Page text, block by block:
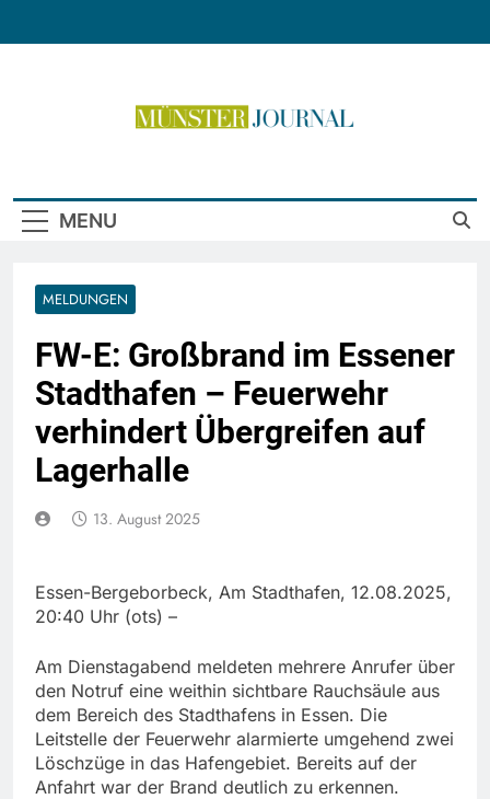
MENU
MELDUNGEN
FW-E: Großbrand im Essener
Stadthafen – Feuerwehr
verhindert Übergreifen auf
Lagerhalle
13. August 2025
Essen-Bergeborbeck, Am Stadthafen, 12.08.2025,
20:40 Uhr (ots) –
Am Dienstagabend meldeten mehrere Anrufer über
den Notruf eine weithin sichtbare Rauchsäule aus
dem Bereich des Stadthafens in Essen. Die
Leitstelle der Feuerwehr alarmierte umgehend zwei
Löschzüge in das Hafengebiet. Bereits auf der
Anfahrt war der Brand deutlich zu erkennen.